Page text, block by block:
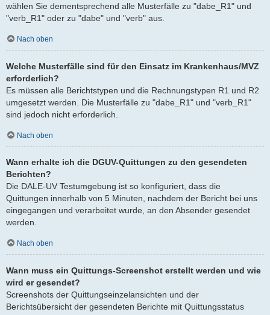
wählen Sie dementsprechend alle Musterfälle zu "dabe_R1" und
"verb_R1" oder zu "dabe" und "verb" aus.
Nach oben
Welche Musterfälle sind für den Einsatz im Krankenhaus/MVZ
erforderlich?
Es müssen alle Berichtstypen und die Rechnungstypen R1 und R2
umgesetzt werden. Die Musterfälle zu "dabe_R1" und "verb_R1"
sind jedoch nicht erforderlich.
Nach oben
Wann erhalte ich die DGUV-Quittungen zu den gesendeten
Berichten?
Die DALE-UV Testumgebung ist so konfiguriert, dass die
Quittungen innerhalb von 5 Minuten, nachdem der Bericht bei uns
eingegangen und verarbeitet wurde, an den Absender gesendet
werden.
Nach oben
Wann muss ein Quittungs-Screenshot erstellt werden und wie
wird er gesendet?
Screenshots der Quittungseinzelansichten und der
Berichtsübersicht der gesendeten Berichte mit Quittungsstatus